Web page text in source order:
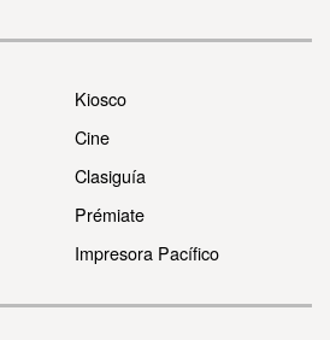
Kiosco
Cine
Clasiguía
Prémiate
Impresora Pacífico